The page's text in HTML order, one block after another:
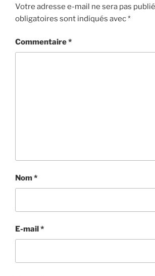
Votre adresse e-mail ne sera pas
obligatoires sont indiqués avec*
Commentaire*
Nom*
E-mail*